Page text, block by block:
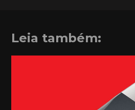
Leia também: